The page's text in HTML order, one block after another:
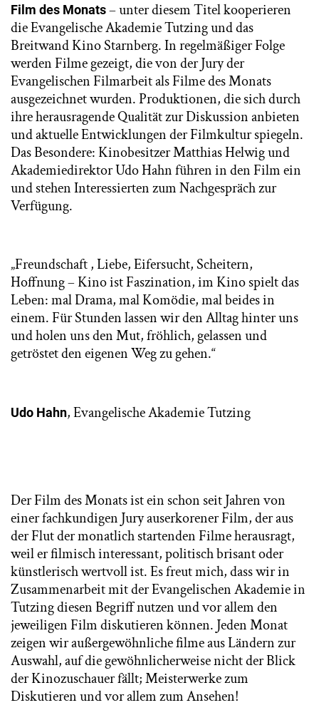
Film des Monats– unter diesem Titel kooperieren
die Evangelische Akademie Tutzing und das
Breitwand Kino Starnberg. In regelmäßiger Folge
werden Filme gezeigt, die von der Jury der
Evangelischen Filmarbeit als Filme des Monats
ausgezeichnet wurden. Produktionen, die sich durch
ihre herausragende Qualität zur Diskussion anbieten
und aktuelle Entwicklungen der Filmkultur spiegeln.
Das Besondere: Kinobesitzer Matthias Helwig und
Akademiedirektor Udo Hahn führen in den Film ein
und stehen Interessierten zum Nachgespräch zur
Verfügung.
„Freundschaft , Liebe, Eifersucht, Scheitern,
Hoffnung – Kino ist Faszination, im Kino spielt das
Leben: mal Drama, mal Komödie, mal beides in
einem. Für Stunden lassen wir den Alltag hinter uns
und holen uns den Mut, fröhlich, gelassen und
getröstet den eigenen Weg zu gehen.“
Udo Hahn, Evangelische Akademie Tutzing
Der Film des Monats ist ein schon seit Jahren von
einer fachkundigen Jury auserkorener Film, der aus
der Flut der monatlich startenden Filme herausragt,
weil er filmisch interessant, politisch brisant oder
künstlerisch wertvoll ist. Es freut mich, dass wir in
Zusammenarbeit mit der Evangelischen Akademie in
Tutzing diesen Begriff nutzen und vor allem den
jeweiligen Film diskutieren können. Jeden Monat
zeigen wir außergewöhnliche filme aus Ländern zur
Auswahl, auf die gewöhnlicherweise nicht der Blick
der Kinozuschauer fällt; Meisterwerke zum
Diskutieren und vor allem zum Ansehen!